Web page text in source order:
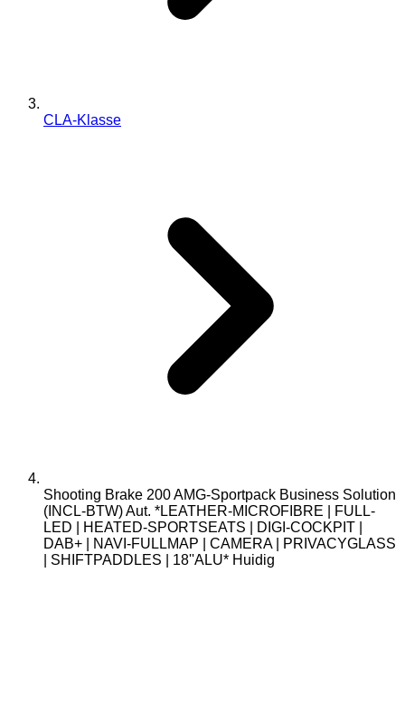
CLA-Klasse
Shooting Brake 200 AMG-Sportpack Business Solution
(INCL-BTW) Aut. *LEATHER-MICROFIBRE | FULL-
LED | HEATED-SPORTSEATS | DIGI-COCKPIT |
DAB+ | NAVI-FULLMAP | CAMERA | PRIVACYGLASS
| SHIFTPADDLES | 18''ALU* Huidig